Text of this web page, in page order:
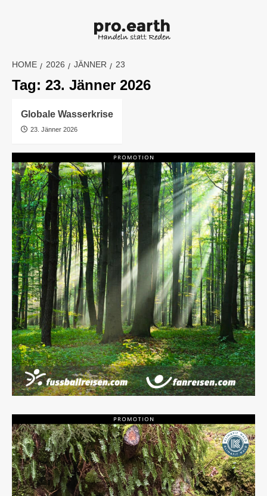
HOME 2026 JÄNNER 23
Tag: 23. Jänner 2026
Globale Wasserkrise
23. Jänner 2026